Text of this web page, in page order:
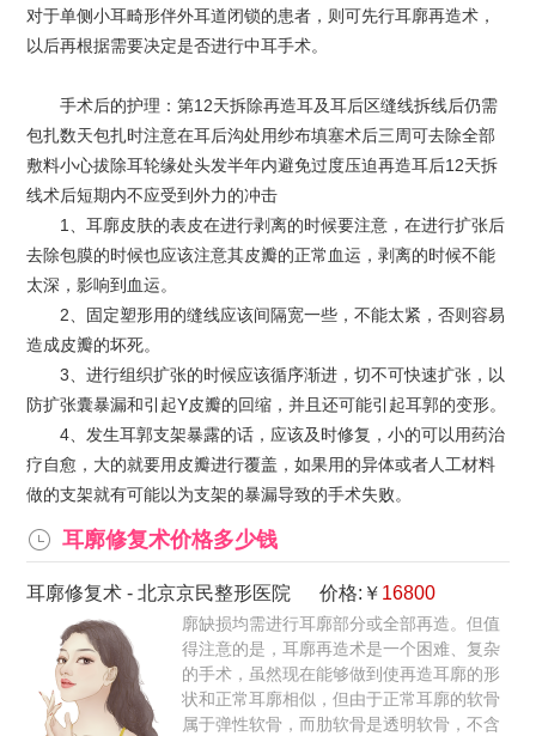
对于单侧小耳畸形伴外耳道闭锁的患者，则可先行耳廓再造术，
以后再根据需要决定是否进行中耳手术。
手术后的护理：第12天拆除再造耳及耳后区缝线拆线后仍需
包扎数天包扎时注意在耳后沟处用纱布填塞术后三周可去除全部
敷料小心拔除耳轮缘处头发半年内避免过度压迫再造耳后12天拆
线术后短期内不应受到外力的冲击
1、耳廓皮肤的表皮在进行剥离的时候要注意，在进行扩张后
去除包膜的时候也应该注意其皮瓣的正常血运，剥离的时候不能
太深，影响到血运。
2、固定塑形用的缝线应该间隔宽一些，不能太紧，否则容易
造成皮瓣的坏死。
3、进行组织扩张的时候应该循序渐进，切不可快速扩张，以
防扩张囊暴漏和引起Y皮瓣的回缩，并且还可能引起耳郭的变形。
4、发生耳郭支架暴露的话，应该及时修复，小的可以用药治
疗自愈，大的就要用皮瓣进行覆盖，如果用的异体或者人工材料
做的支架就有可能以为支架的暴漏导致的手术失败。
耳廓修复术价格多少钱
耳廓修复术 -北京京民整形医院 价格:￥ 16800
廓缺损均需进行耳廓部分或全部再造。但值
得注意的是，耳廓再造术是一个困难、复杂
的手术，虽然现在能够做到使再造耳廓的形
状和正常耳廓相似，但由于正常耳廓的软骨
属于弹性软骨，而肋软骨是透明软骨，不含